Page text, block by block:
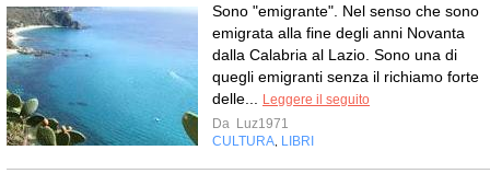
Sono "emigrante". Nel senso che sono
emigrata alla fine degli anni Novanta
dalla Calabria al Lazio. Sono una di
quegli emigranti senza il richiamo forte
delle...
Leggere il seguito
Da Luz1971
CULTURA LIBRI